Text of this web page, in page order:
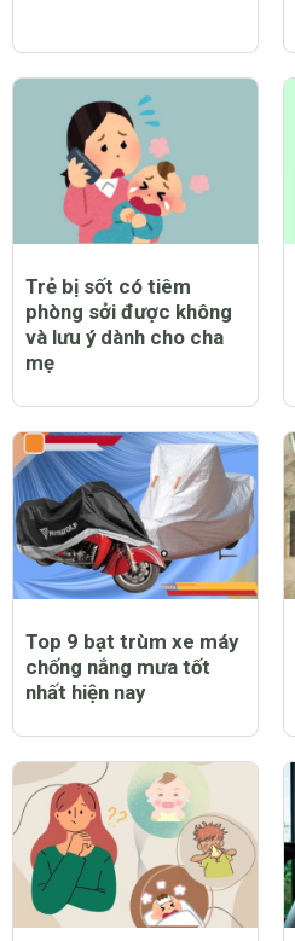
Trẻ bị sốt có tiêm
phòng sởi được không
và lưu ý dành cho cha
mẹ
Top 9 bạt trùm xe máy
chống nắng mưa tốt
nhất hiện nay